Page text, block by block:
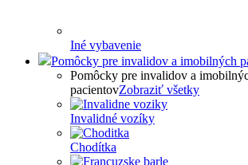
Iné vybavenie
Pomôcky pre invalidov a imobilných
Pomôcky pre invalidov a
pacientovZobraziť všetky
Invalidné vozíky
Chodítka